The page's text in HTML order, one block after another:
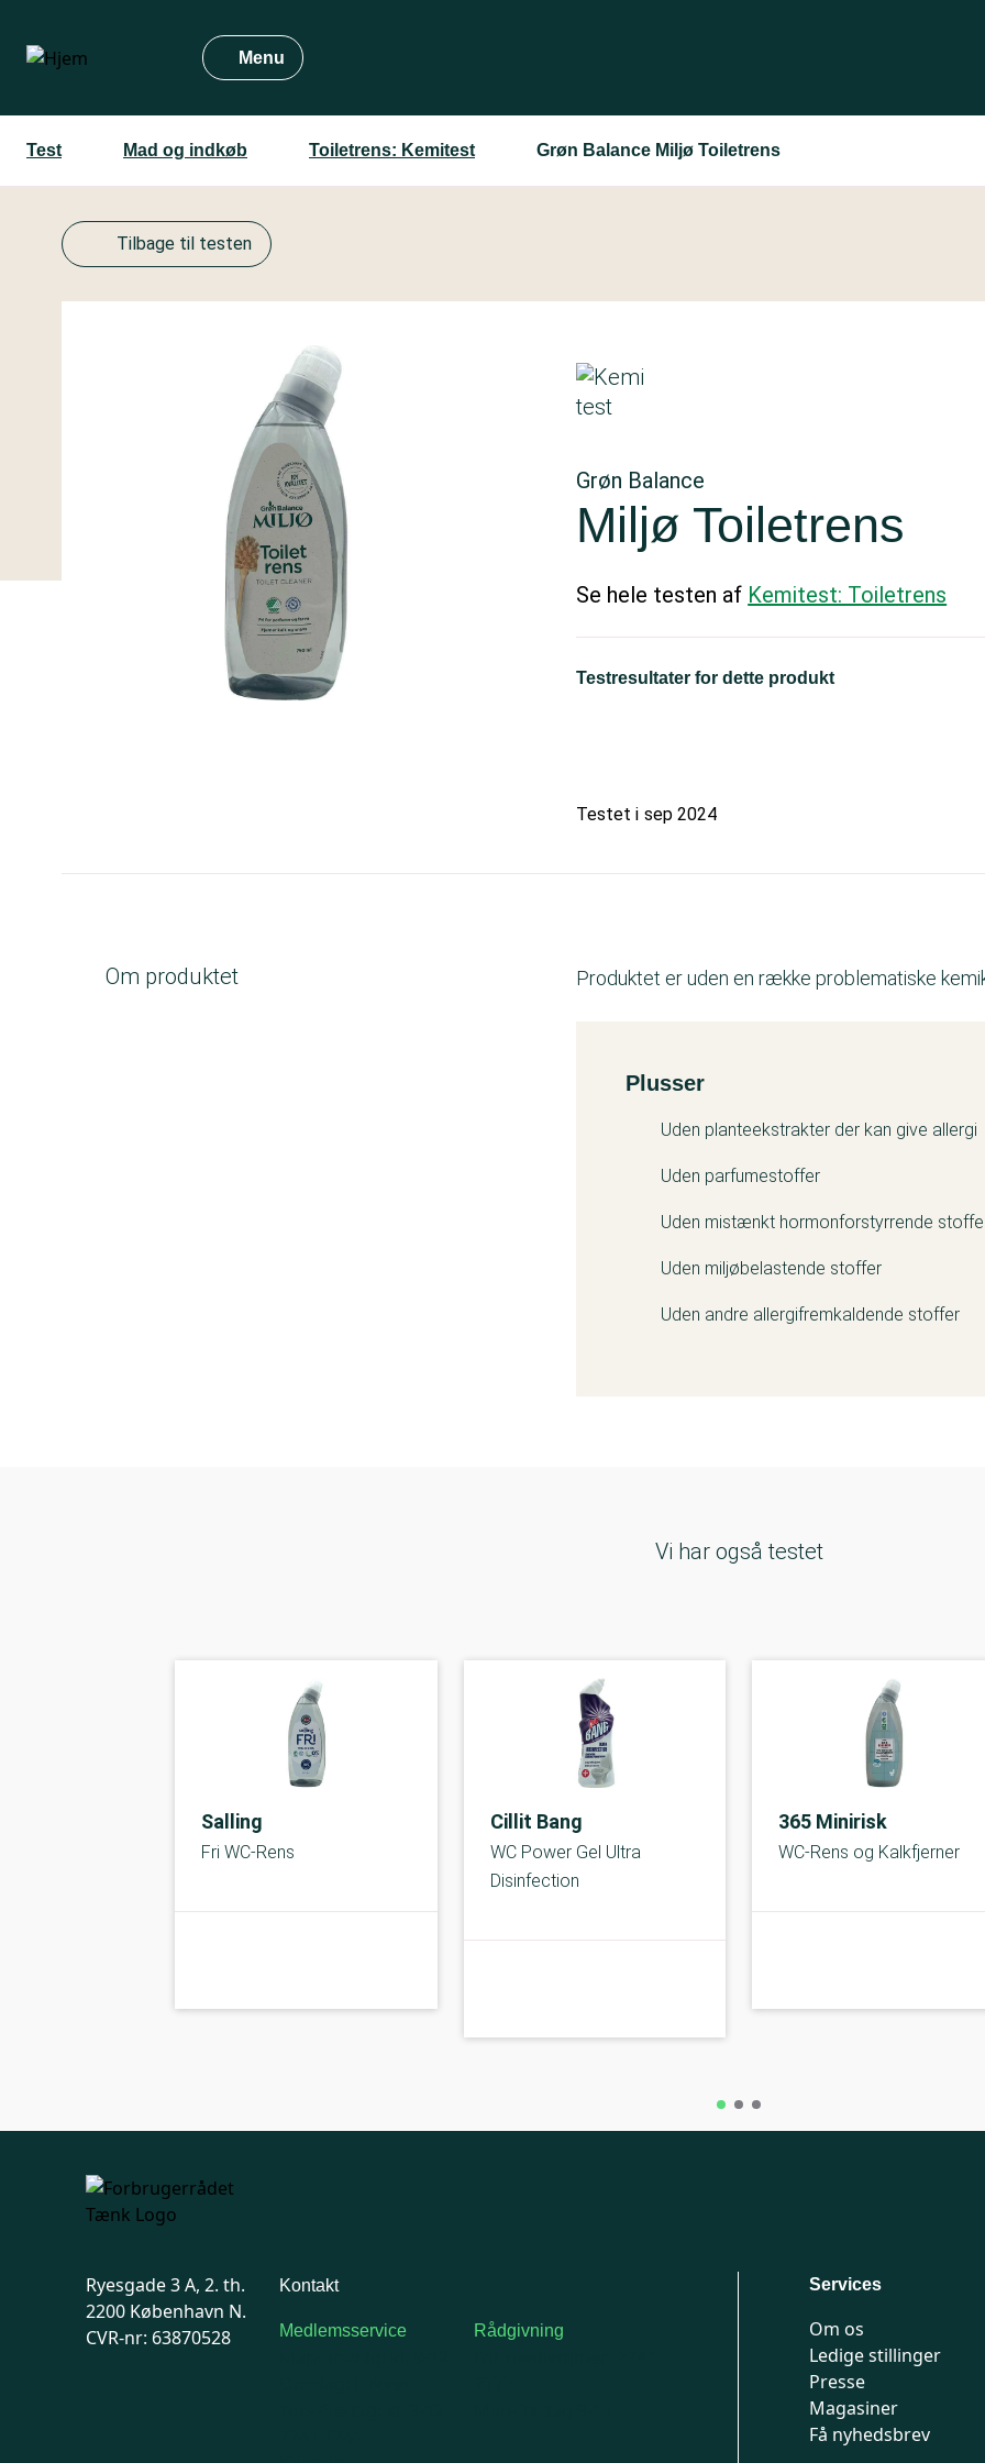
hovedindhold
Menu
Test Mad og indkøb Toiletrens: Kemitest Grøn Balance Miljø Toiletrens
Tilbage til testen
Grøn Balance
Miljø Toiletrens
Se hele testen af Kemitest: Toiletrens
Testresultater for dette produkt
Testet i sep 2024
Om produktet Produktet er uden en række problematiske
Kemitest
Plusser
Uden planteekstrakter der kan give allergi
Uden parfumestoffer
Uden mistænkt hormonforstyrrende
Uden miljøbelastende stoffer
Uden andre allergifremkaldende stoffer
Vi har også testet
Salling
Fri WC-Rens
Cillit Bang
WC Power Gel Ultra
Disinfection
365 Minirisk
WC-Rens og Kalkfjerner
Ryesgade 3 A, 2. th.
2200 København N.
CVR-nr: 63870528
Kontakt
Medlemsservice Rådgivning
Services
Om os
Ledige stillinger
Presse
Magasiner
Få nyhedsbrev